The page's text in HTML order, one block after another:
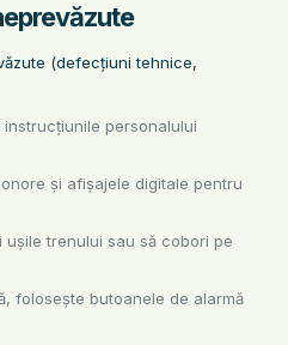
(defecțiuni tehnice,
instrucțiunile personalului
și afișajele digitale pentru
trenului sau să cobori pe
folosește butoanele de alarmă